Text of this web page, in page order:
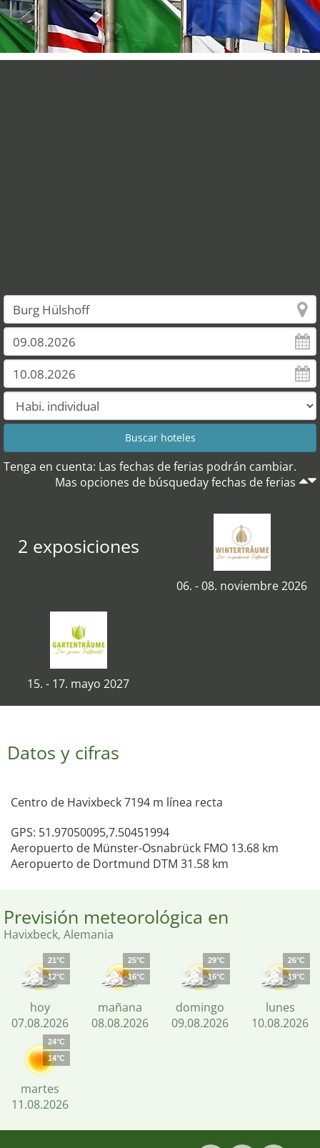
Tenga en cuenta: Las fechas de ferias podrán cambiar.
Mas opciones de búsqueday fechas de ferias
2 exposiciones
06. - 08. noviembre 2026
15. - 17. mayo 2027
Datos y cifras
Centro de Havixbeck 7194 m línea recta
GPS: 51.97050095,7.50451994
Aeropuerto de Münster-Osnabrück FMO 13.68 km
Aeropuerto de Dortmund DTM 31.58 km
Previsión meteorológica en
Havixbeck, Alemania
21°C
12°C
hoy
07.08.2026
25°C
16°C
mañana
08.08.2026
29°C
16°C
domingo
09.08.2026
26°C
19°C
lunes
10.08.2026
24°C
14°C
martes
11.08.2026